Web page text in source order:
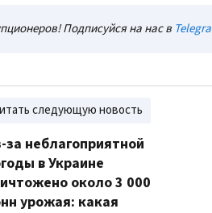
Подписуйся на нас в
следующую новость
за неблагоприятной
в Украине
около 3 000
урожая: какая